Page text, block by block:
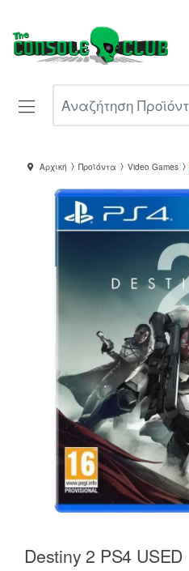
Αρχική Προϊόντα Video Games
Destiny 2 PS4 USED